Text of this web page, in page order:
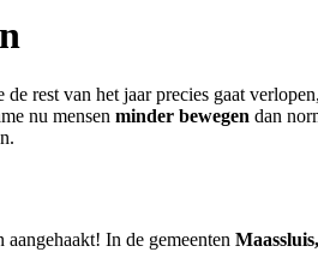
rest van het jaar precies gaat
nu mensen minder bewegen dan
aangehaakt! In de gemeenten